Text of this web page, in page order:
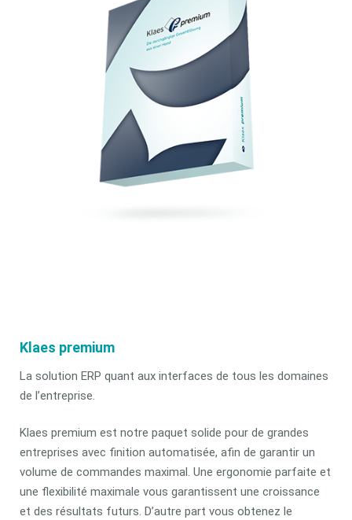
Klaes premium
La solution ERP quant aux interfaces de tous les domaines
de l’entreprise.
Klaes premium est notre paquet solide pour de grandes
entreprises avec finition automatisée, afin de garantir un
volume de commandes maximal. Une ergonomie parfaite et
une flexibilité maximale vous garantissent une croissance
et des résultats futurs. D’autre part vous obtenez le